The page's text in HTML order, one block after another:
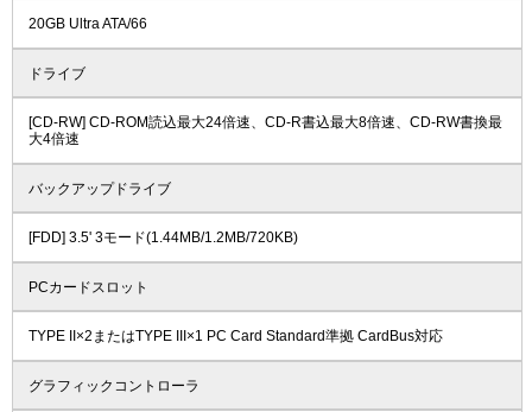
20GB Ultra ATA/66
ドライブ
[CD-RW] CD-ROM読込最大24倍速、CD-R書込最大8倍速、CD-RW書換最
大4倍速
バックアップドライブ
[FDD] 3.5' 3モード(1.44MB/1.2MB/720KB)
PCカードスロット
TYPE II×2またはTYPE III×1 PC Card Standard準拠 CardBus対応
グラフィックコントローラ